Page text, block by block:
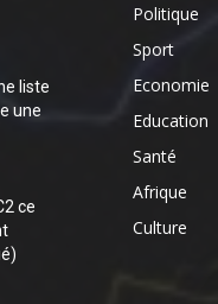
liste
une
ce
Politique
Sport
Economie
Education
Santé
Afrique
Culture